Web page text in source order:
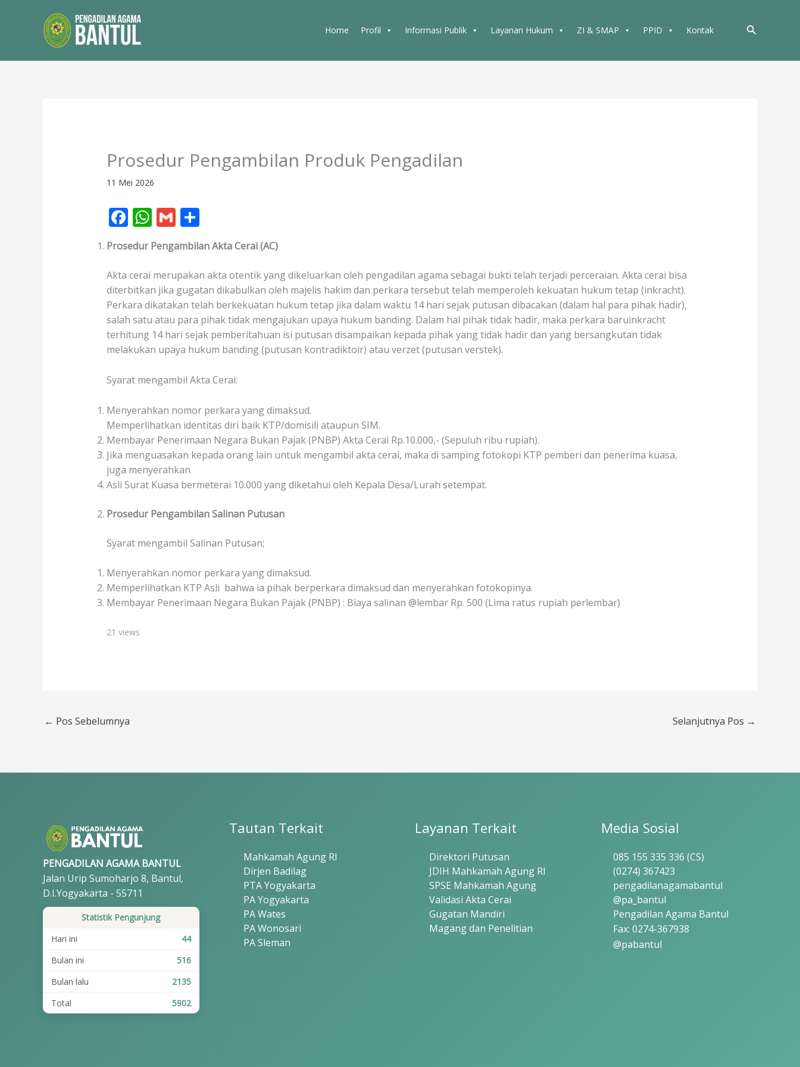
Home Profil Informasi Publik Layanan Hukum ZI & SMAP PPID Kontak Cari
Prosedur Pengambilan Produk Pengadilan
11 Mei 2026
F
ac
e
b
o
o
k
W
h
at
s
A
p
p
G
m
ai
l
S
ar
e
Prosedur Pengambilan Akta Cerai (AC)
Akta cerai merupakan akta otentik yang dikeluarkan oleh pengadilan agama sebagai bukti telah terjadi perceraian. Akta cerai bisa
diterbitkan jika gugatan dikabulkan oleh majelis hakim dan perkara tersebut telah memperoleh kekuatan hukum tetap (inkracht).
Perkara dikatakan telah berkekuatan hukum tetap jika dalam waktu 14 hari sejak putusan dibacakan (dalam hal para pihak hadir),
salah satu atau para pihak tidak mengajukan upaya hukum banding. Dalam hal pihak tidak hadir, maka perkara baruinkracht
terhitung 14 hari sejak pemberitahuan isi putusan disampaikan kepada pihak yang tidak hadir dan yang bersangkutan tidak
melakukan upaya hukum banding (putusan kontradiktoir) atau verzet (putusan verstek).
Syarat mengambil Akta Cerai:
Menyerahkan nomor perkara yang dimaksud.
Memperlihatkan identitas diri baik KTP/domisili ataupun SIM.
Membayar Penerimaan Negara Bukan Pajak (PNBP) Akta Cerai Rp.10.000,- (Sepuluh ribu rupiah).
Jika menguasakan kepada orang lain untuk mengambil akta cerai, maka di samping fotokopi KTP pemberi dan penerima kuasa,
juga menyerahkan
Asli Surat Kuasa bermeterai 10.000 yang diketahui oleh Kepala Desa/Lurah setempat.
Prosedur Pengambilan Salinan Putusan
Syarat mengambil Salinan Putusan;
Menyerahkan nomor perkara yang dimaksud.
Memperlihatkan KTP Asli bahwa ia pihak berperkara dimaksud dan menyerahkan fotokopinya.
Membayar Penerimaan Negara Bukan Pajak (PNBP) : Biaya salinan @lembar Rp. 500 (Lima ratus rupiah perlembar)
21 views
← Pos Sebelumnya Selanjutnya Pos →
PENGADILAN AGAMA BANTUL
Jalan Urip Sumoharjo 8, Bantul,
D.I.Yogyakarta - 55711
Statistik Pengunjung
Hari ini
44
Bulan ini
516
Bulan lalu
2135
Total
5902
Tautan Terkait
Mahkamah Agung RI
Dirjen Badilag
PTA Yogyakarta
PA Yogyakarta
PA Wates
PA Wonosari
PA Sleman
Layanan Terkait
Direktori Putusan
JDIH Mahkamah Agung RI
SPSE Mahkamah Agung
Validasi Akta Cerai
Gugatan Mandiri
Magang dan Penelitian
Media Sosial
085 155 335 336 (CS)
(0274) 367423
pengadilanagamabantul
@pa_bantul
Pengadilan Agama Bantul
Fax: 0274-367938
@pabantul